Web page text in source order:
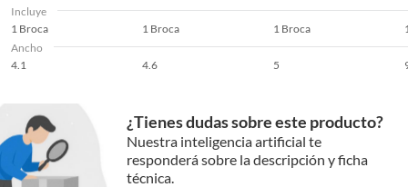
Incluye
1 Broca
1 Broca 1 Broca
Ancho
4.1
4.6 5
¿Tienes dudas sobre este producto?
Nuestra inteligencia artificial te
responderá sobre la descripción y ficha
técnica.